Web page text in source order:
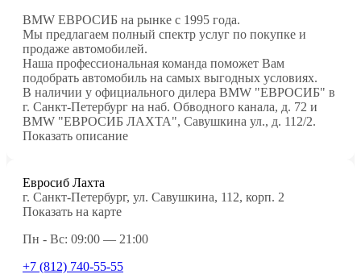
BMW ЕВРОСИБ на рынке с 1995 года.
Мы предлагаем полный спектр услуг по покупке и
продаже автомобилей.
Наша профессиональная команда поможет Вам
подобрать автомобиль на самых выгодных условиях.
В наличии у официального дилера BMW "ЕВРОСИБ" в
г. Санкт-Петербург на наб. Обводного канала, д. 72 и
BMW "ЕВРОСИБ ЛАХТА", Савушкина ул., д. 112/2.
Показать описание
Евросиб Лахта
г. Санкт-Петербург, ул. Савушкина, 112, корп. 2
Показать на карте
Пн - Вс: 09:00 — 21:00
+7 (812) 740-55-55